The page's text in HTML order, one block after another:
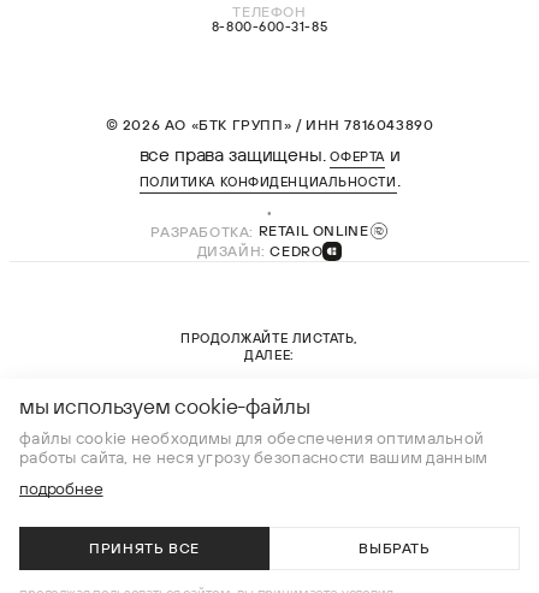
ТЕЛЕФОН
8-800-600-31-85
© 2026 АО «БТК ГРУПП» / ИНН 7816043890
все права защищены.ОФЕРТА и
ПОЛИТИКА КОНФИДЕНЦИАЛЬНОСТИ
РАЗРАБОТКА: RETAIL ONLINE
ДИЗАЙН:CEDRO
ПРОДОЛЖАЙТЕ ЛИСТАТЬ,
ДАЛЕЕ:
новая коллекция
мы используем cookie-файлы
файлы cookie необходимы для обеспечения оптимальной
работы сайта, не неся угрозу безопасности вашим данным
подробнее
ПРИНЯТЬ ВСЕ ВЫБРАТЬ